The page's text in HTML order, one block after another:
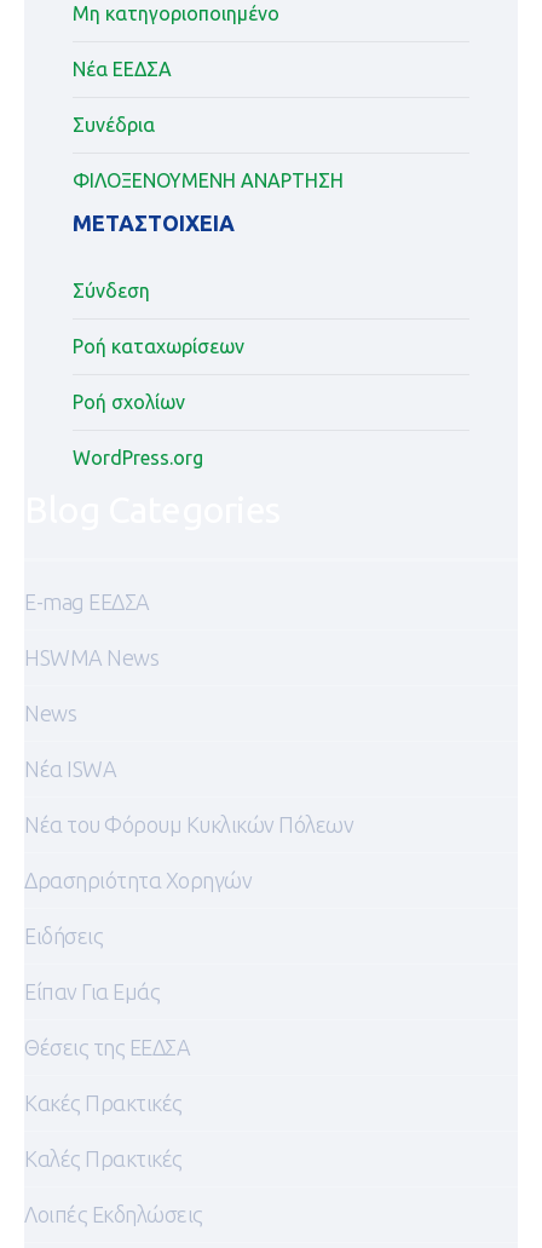
Μη κατηγοριοποιημένο
Νέα ΕΕΔΣΑ
Συνέδρια
ΦΙΛΟΞΕΝΟΥΜΕΝΗ ΑΝΑΡΤΗΣΗ
ΜΕΤΑΣΤΟΙΧΕΊΑ
Σύνδεση
Ροή καταχωρίσεων
Ροή σχολίων
WordPress.org
E-mag ΕΕΔΣΑ
HSWMA News
News
Nέα ISWA
Nέα του Φόρουμ Κυκλικών Πόλεων
Δρασηριότητα Χορηγών
Ειδήσεις
Είπαν Για Εμάς
Θέσεις της ΕΕΔΣΑ
Κακές Πρακτικές
Καλές Πρακτικές
Λοιπές Εκδηλώσεις